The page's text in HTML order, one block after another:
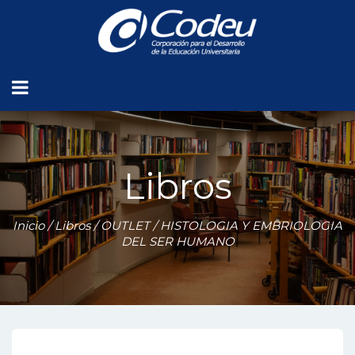
Libros
Inicio/Libros/OUTLET/ HISTOLOGIA Y EMBRIOLOGIA
DEL SER HUMANO